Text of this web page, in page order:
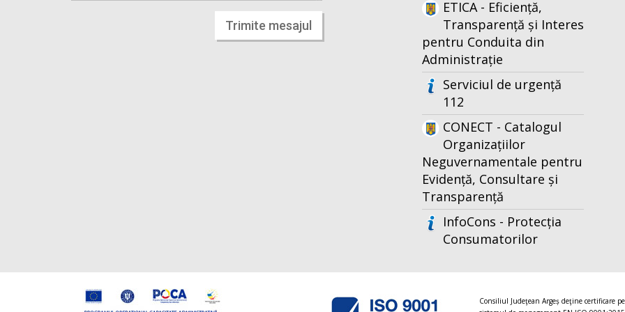
Trimite mesajul
ETICA - Eficiență,
Transparență și Interes
pentru Conduita din
Administrație
Serviciul de urgență
112
CONECT - Catalogul
Organizațiilor
Neguvernamentale pentru
Evidență, Consultare și
Transparență
InfoCons - Protecția
Consumatorilor
Consiliul Judeţean Argeș deţine certificare